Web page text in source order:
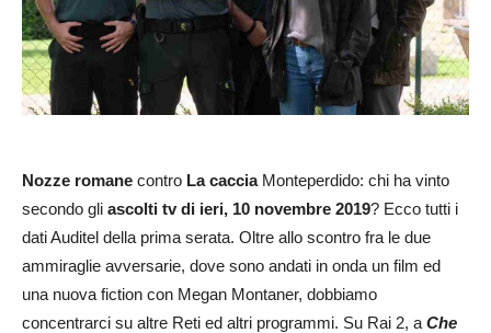
Nozze romane contro La caccia Monteperdido: chi ha vinto
secondo gli ascolti tv di ieri, 10 novembre 2019? Ecco tutti i
dati Auditel della prima serata. Oltre allo scontro fra le due
ammiraglie avversarie, dove sono andati in onda un film ed
una nuova fiction con Megan Montaner, dobbiamo
concentrarci su altre Reti ed altri programmi. Su Rai 2, a Che